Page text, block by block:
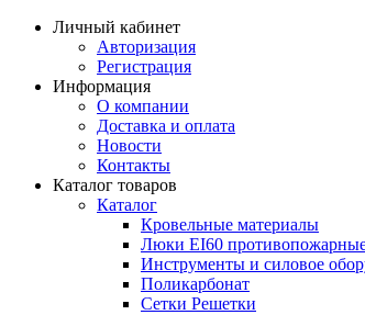
Личный кабинет
Авторизация
Регистрация
Информация
О компании
Доставка и оплата
Новости
Контакты
Каталог товаров
Каталог
Кровельные материалы
Люки EI60
Инструменты и силовое
Поликарбонат
Сетки Решетки